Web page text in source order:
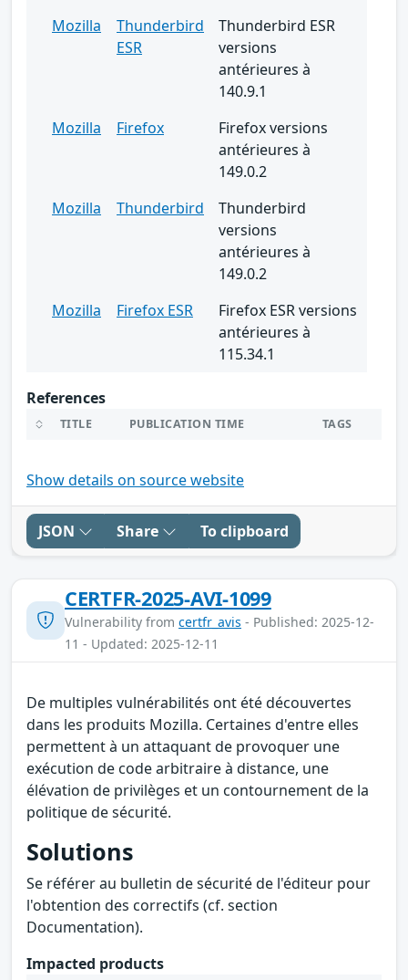
Mozilla
Thunderbird
ESR
Thunderbird ESR
versions
antérieures à
140.9.1
Mozilla
Firefox
Firefox versions
antérieures à
149.0.2
Mozilla
Thunderbird
Thunderbird
versions
antérieures à
149.0.2
Mozilla
Firefox ESR
Firefox ESR versions
antérieures à
115.34.1
References
TITLE PUBLICATION TIME TAGS
Show details on source website
JSON Share To clipboard
CERTFR-2025-AVI-1099
Vulnerability from certfr_avis - Published: 2025-12-
11 - Updated: 2025-12-11
De multiples vulnérabilités ont été découvertes
dans les produits Mozilla. Certaines d'entre elles
permettent à un attaquant de provoquer une
exécution de code arbitraire à distance, une
élévation de privilèges et un contournement de la
politique de sécurité.
Solutions
Se référer au bulletin de sécurité de l'éditeur pour
l'obtention des correctifs (cf. section
Documentation).
Impacted products